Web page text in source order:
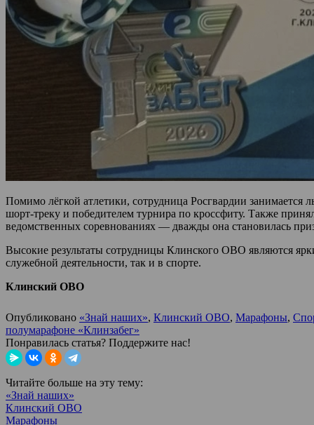
Помимо лёгкой атлетики, сотрудница Росгвардии
шорт-треку и победителем турнира по кроссфиту. Также
ведомственных соревнованиях — дважды она становилась
Высокие результаты сотрудницы Клинского ОВО являются
служебной деятельности, так и в спорте.
Клинский ОВО
Опубликовано «Знай наших», Клинский ОВО, Марафоны,
полумарафоне «Клинзабег»
Понравилась статья? Поддержите нас!
Читайте больше на эту тему:
«Знай наших»
Клинский ОВО
Марафоны